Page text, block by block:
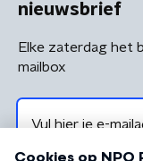
nieuwsbrief
Elke zaterdag het
mailbox